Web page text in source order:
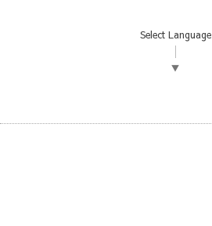
Select Language
▼